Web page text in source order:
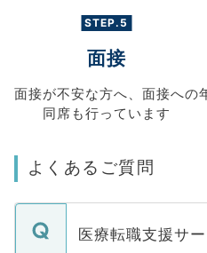
STEP.5
面接
面接が不安な方へ、 面接への
同席も行っています
よくあるご質問
医療転職支援サ